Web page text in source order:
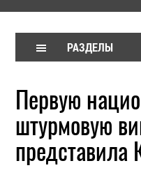
РАЗДЕЛЫ
Первую
штурмовую
представила